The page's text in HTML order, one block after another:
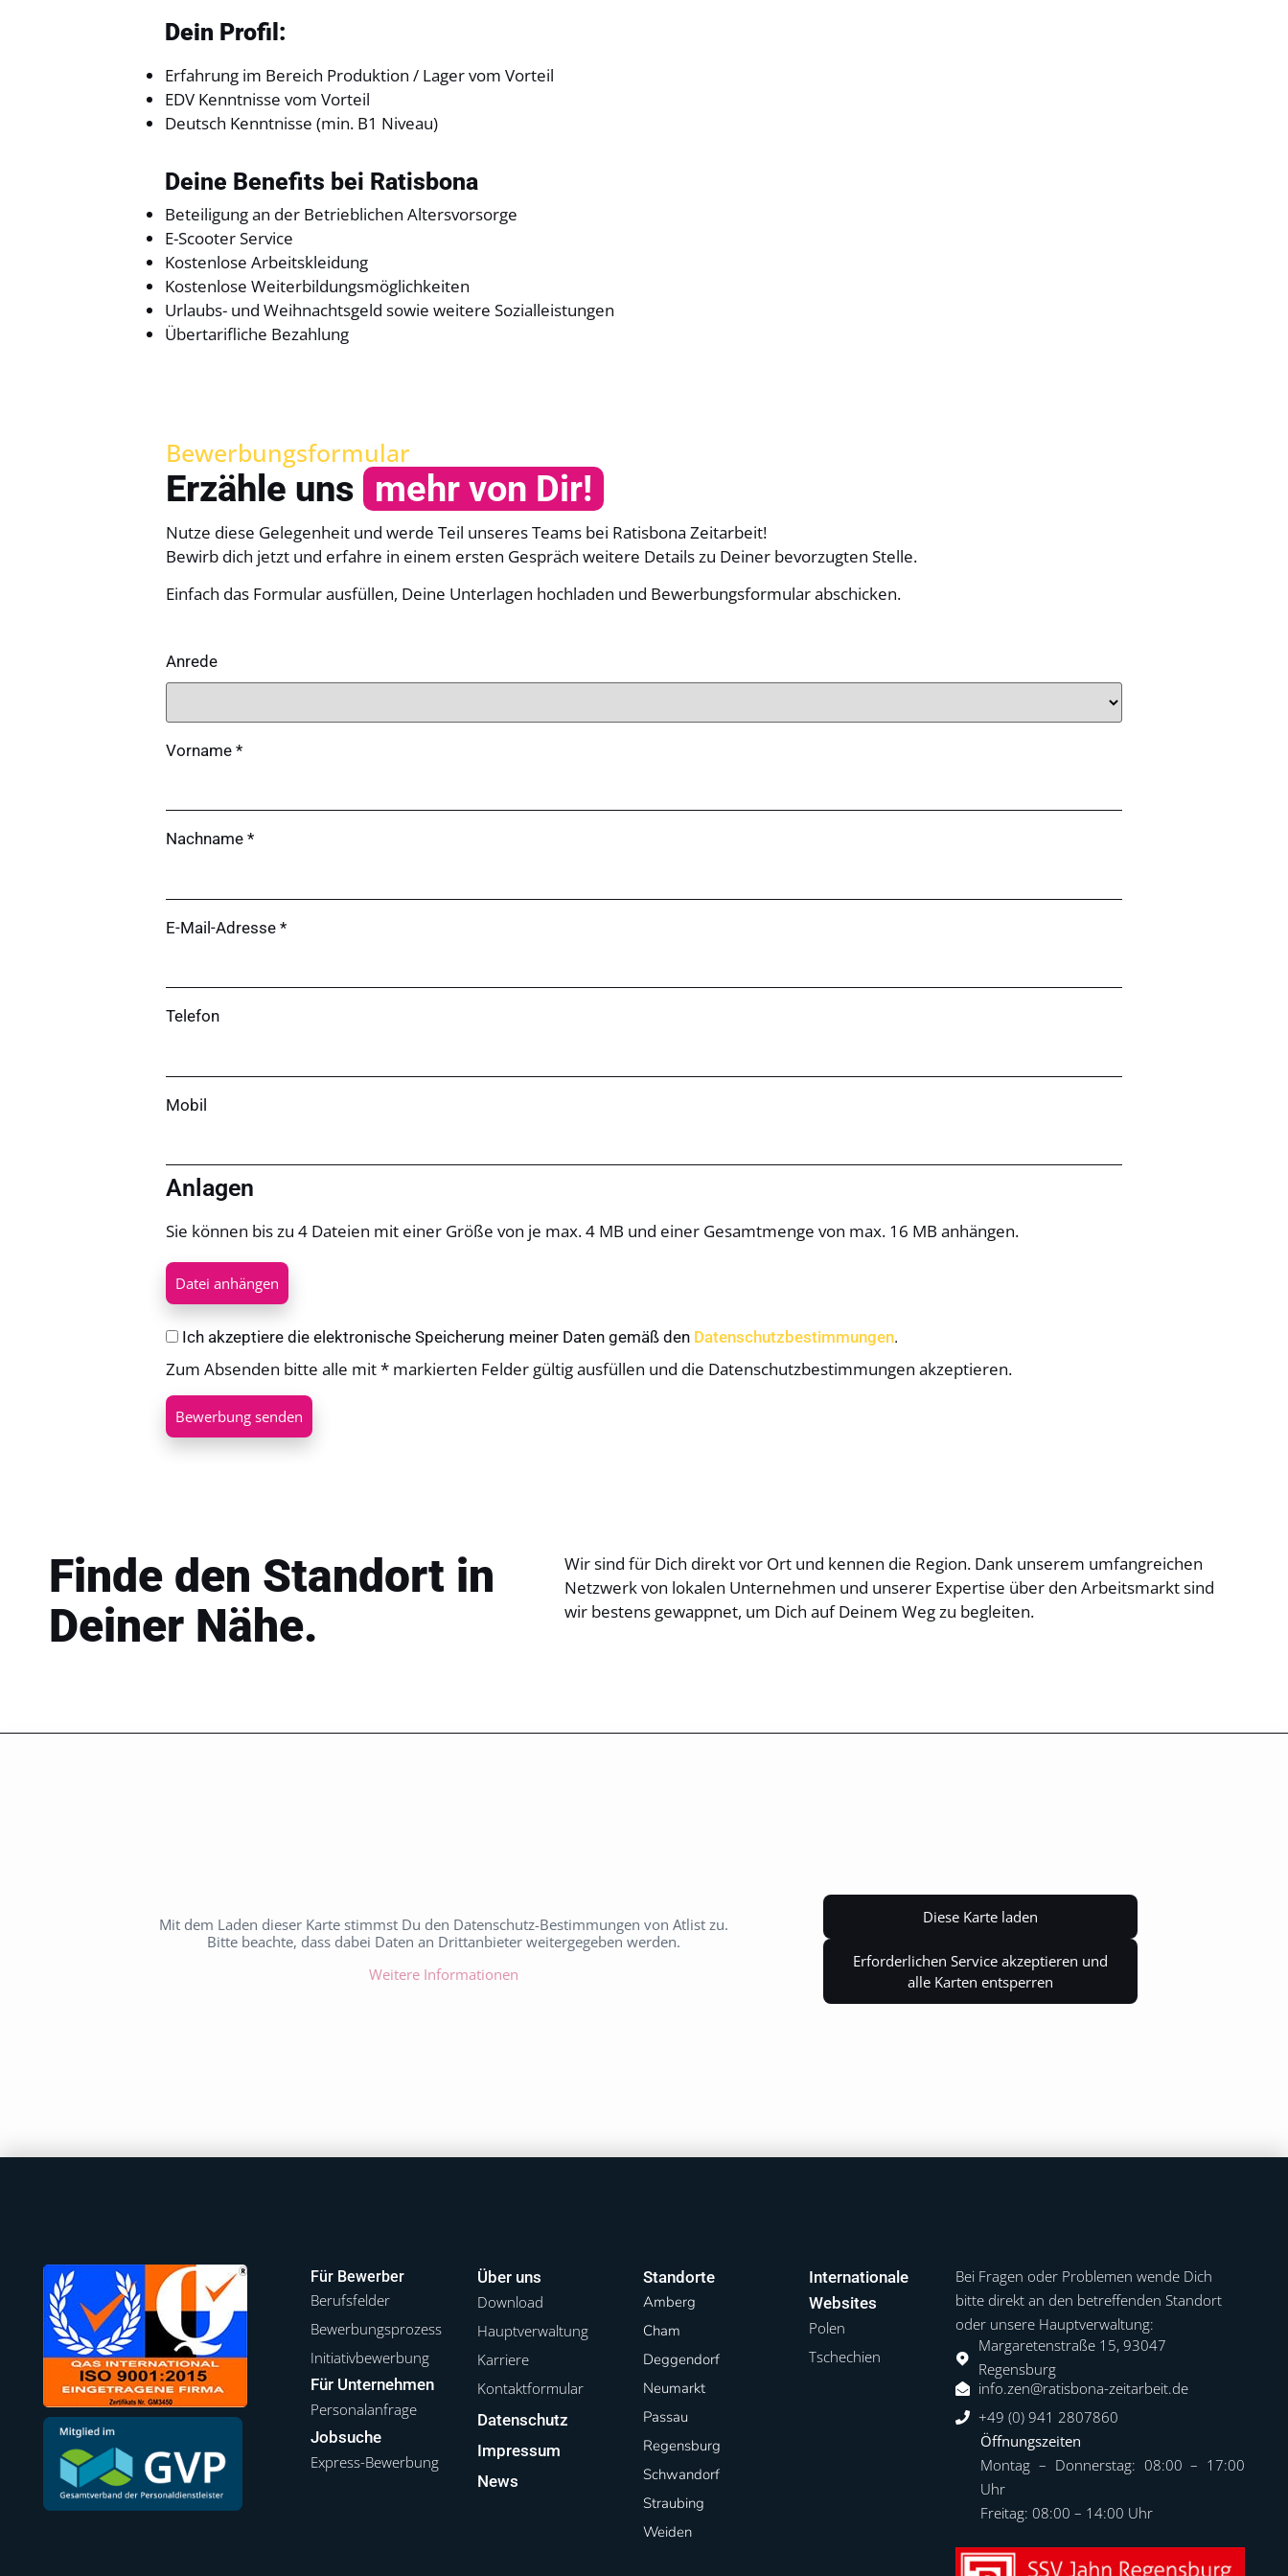
Dein Profil:
Erfahrung im Bereich Produktion / Lager vom Vorteil
EDV Kenntnisse vom Vorteil
Deutsch Kenntnisse (min. B1 Niveau)
Deine Benefits bei Ratisbona
Beteiligung an der Betrieblichen Altersvorsorge
E-Scooter Service
Kostenlose Arbeitskleidung
Kostenlose Weiterbildungsmöglichkeiten
Urlaubs- und Weihnachtsgeld sowie weitere Sozialleistungen
Übertarifliche Bezahlung
Bewerbungsformular
Erzähle uns mehr von Dir!
Nutze diese Gelegenheit und werde Teil unseres Teams bei Ratisbona Zeitarbeit!
Bewirb dich jetzt und erfahre in einem ersten Gespräch weitere Details zu Deiner bevorzugten Stelle.
Einfach das Formular ausfüllen, Deine Unterlagen hochladen und Bewerbungsformular abschicken.
Anrede
Vorname *
Nachname *
E-Mail-Adresse *
Telefon
Mobil
Anlagen
Sie können bis zu 4 Dateien mit einer Größe von je max. 4 MB und einer Gesamtmenge von max. 16 MB anhängen.
Datei anhängen
Ich akzeptiere die elektronische Speicherung meiner Daten gemäß den Datenschutzbestimmungen.
Zum Absenden bitte alle mit * markierten Felder gültig ausfüllen und die Datenschutzbestimmungen akzeptieren.
Bewerbung senden
Finde den Standort in
Deiner Nähe.
Wir sind für Dich direkt vor Ort und kennen die Region. Dank unserem umfangreichen
Netzwerk von lokalen Unternehmen und unserer Expertise über den Arbeitsmarkt sind
wir bestens gewappnet, um Dich auf Deinem Weg zu begleiten.
Mit dem Laden dieser Karte stimmst Du den Datenschutz-Bestimmungen von Atlist zu.
Bitte beachte, dass dabei Daten an Drittanbieter weitergegeben werden.
Weitere Informationen
Diese Karte laden
Erforderlichen Service akzeptieren und
alle Karten entsperren
Für Bewerber
Berufsfelder
Bewerbungsprozess
Initiativbewerbung
Für Unternehmen
Personalanfrage
Jobsuche
Express-Bewerbung
Über uns
Download
Hauptverwaltung
Karriere
Kontaktformular
Datenschutz
Impressum
News
Standorte
Amberg
Cham
Deggendorf
Neumarkt
Passau
Regensburg
Schwandorf
Straubing
Weiden
Internationale
Websites
Polen
Tschechien
Bei Fragen oder Problemen wende Dich
bitte direkt an den betreffenden Standort
oder unsere Hauptverwaltung:
Margaretenstraße 15, 93047
Regensburg
info.zen@ratisbona-zeitarbeit.de
+49 (0) 941 2807860
Öffnungszeiten
Montag – Donnerstag: 08:00 – 17:00
Uhr
Freitag: 08:00 – 14:00 Uhr